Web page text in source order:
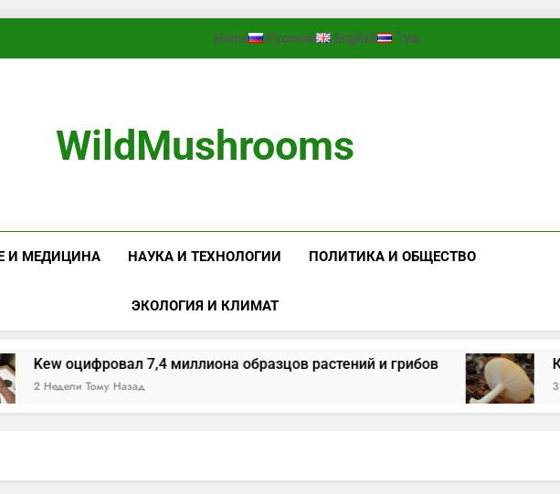
Home Русский English ไทย
WildMushrooms
И МЕДИЦИНА НАУКА И ТЕХНОЛОГИИ ПОЛИТИКА И ОБЩЕСТВО
ЭКОЛОГИЯ И КЛИМАТ
7,4 миллиона образцов растений и грибов
Назад
Какие грибы
3 Недели Тому